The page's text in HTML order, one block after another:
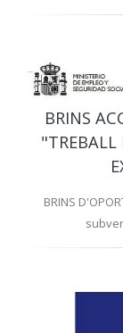
BRINS
"TREBALL
BRINS